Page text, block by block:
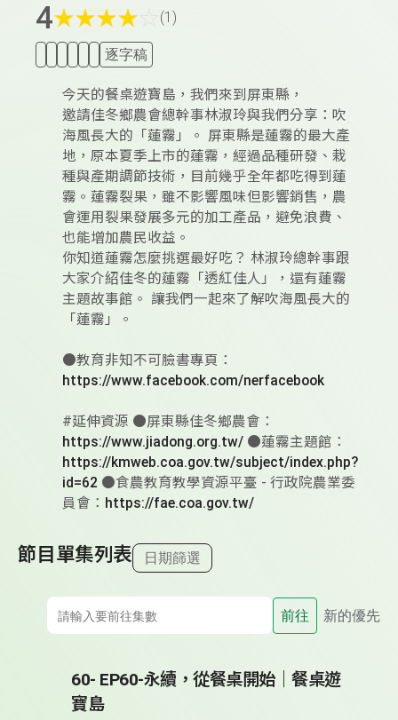
4★★★★ (1)
逐字稿
今天的餐桌遊寶島，我們來到屏東縣，
邀請佳冬鄉農會總幹事林淑玲與我們分享：吹
海風長大的「蓮霧」。 屏東縣是蓮霧的最大產
地，原本夏季上市的蓮霧，經過品種研發、栽
種與產期調節技術，目前幾乎全年都吃得到蓮
霧。蓮霧裂果，雖不影響風味但影響銷售，農
會運用裂果發展多元的加工產品，避免浪費、
也能增加農民收益。
你知道蓮霧怎麼挑選最好吃？ 林淑玲總幹事跟
大家介紹佳冬的蓮霧「透紅佳人」，還有蓮霧
主題故事館。 讓我們一起來了解吹海風長大的
「蓮霧」。
●教育非知不可臉書專頁：
https://www.facebook.com/nerfacebook
#延伸資源 ●屏東縣佳冬鄉農會：
https://www.jiadong.org.tw/ ●蓮霧主題館：
https://kmweb.coa.gov.tw/subject/index.php?
id=62 ●食農教育教學資源平臺 - 行政院農業委
員會： https://fae.coa.gov.tw/
節目單集列表 日期篩選
前往 新的優先
60- EP60-永續，從餐桌開始｜餐桌遊
寶島